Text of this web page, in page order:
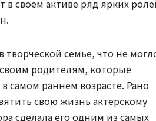
своем активе ряд ярких
творческой семье, что не
родителям, которые
самом раннем возрасте. Рано
свою жизнь актерскому
сделала его одним из самых